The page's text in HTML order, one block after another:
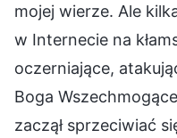
mojej wierze. Ale
w Internecie na
oczerniające,
Boga
zaczął sprzeciwiać